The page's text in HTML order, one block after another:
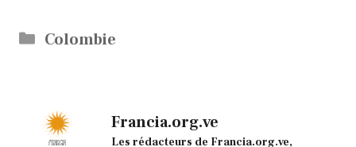
Catégories
Colombie
Francia.org.ve
Les rédacteurs de Francia.org.ve,